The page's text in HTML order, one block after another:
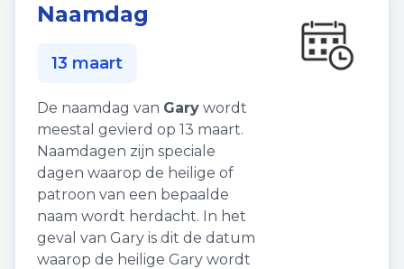
Naamdag
13 maart
De naamdag van Gary wordt
meestal gevierd op 13 maart.
Naamdagen zijn speciale
dagen waarop de heilige of
patroon van een bepaalde
naam wordt herdacht. In het
geval van Gary is dit de datum
waarop de heilige Gary wordt